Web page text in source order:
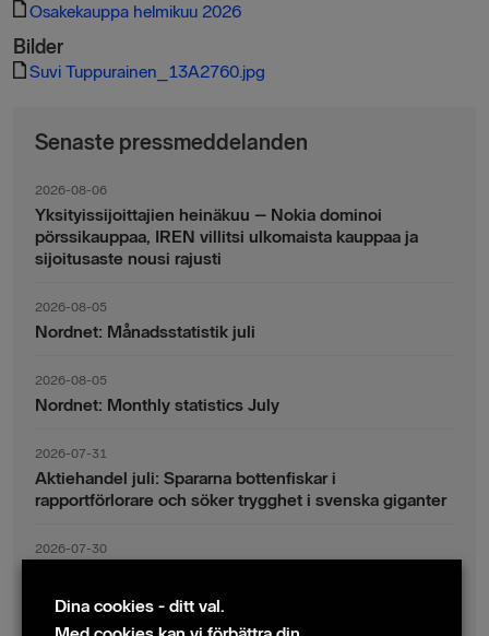
Osakekauppa helmikuu 2026
Bilder
Suvi Tuppurainen_13A2760.jpg
Senaste pressmeddelanden
2026-08-06
Yksityissijoittajien heinäkuu – Nokia dominoi
pörssikauppaa, IREN villitsi ulkomaista kauppaa ja
sijoitusaste nousi rajusti
2026-08-05
Nordnet: Månadsstatistik juli
2026-08-05
Nordnet: Monthly statistics July
2026-07-31
Aktiehandel juli: Spararna bottenfiskar i
rapportförlorare och söker trygghet i svenska giganter
2026-07-30
indexsparandet ligger fast
Dina cookies - ditt val.